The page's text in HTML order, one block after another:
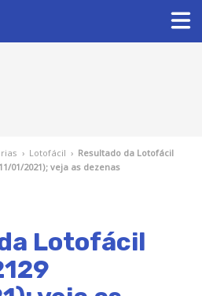
› Lotofácil › Resultado da Lotofácil
01/2021); veja as dezenas
Lotofácil